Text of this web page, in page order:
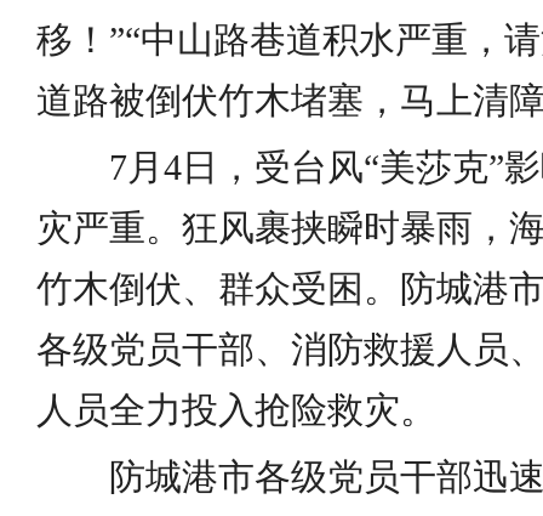
移！”“中山路巷道积水严重，
道路被倒伏竹木堵塞，马上清
7月4日，受台风“美莎克”影
灾严重。狂风裹挟瞬时暴雨，
竹木倒伏、群众受困。防城港
各级党员干部、消防救援人员
人员全力投入抢险救灾。
防城港市各级党员干部迅速